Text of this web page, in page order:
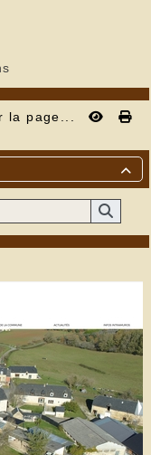
la page...
